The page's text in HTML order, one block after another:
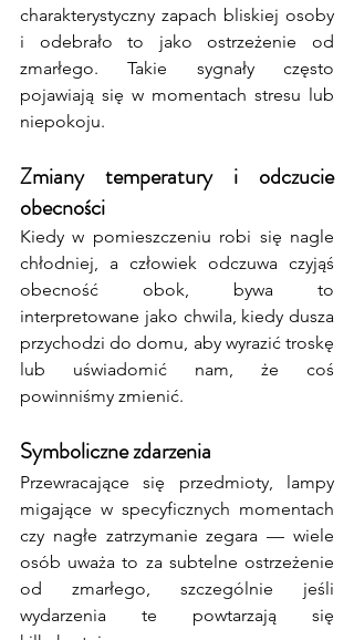
charakterystyczny zapach bliskiej osoby
i odebrało to jako ostrzeżenie od
zmarłego. Takie sygnały często
pojawiają się w momentach stresu lub
niepokoju.
Zmiany temperatury i odczucie
obecności
Kiedy w pomieszczeniu robi się nagle
chłodniej, a człowiek odczuwa czyjąś
obecność obok, bywa to
interpretowane jako chwila, kiedy dusza
przychodzi do domu, aby wyrazić troskę
lub uświadomić nam, że coś
powinniśmy zmienić.
Symboliczne zdarzenia
Przewracające się przedmioty, lampy
migające w specyficznych momentach
czy nagłe zatrzymanie zegara — wiele
osób uważa to za subtelne ostrzeżenie
od zmarłego, szczególnie jeśli
wydarzenia te powtarzają się